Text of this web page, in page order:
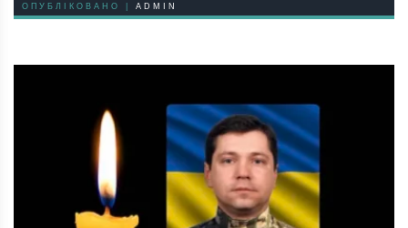
ОПУБЛІКОВАНО | ADMIN